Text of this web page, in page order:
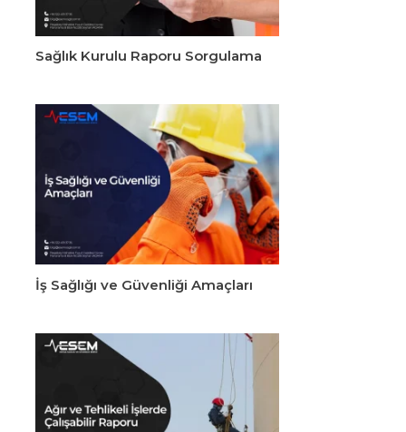
Sağlık Kurulu Raporu Sorgulama
İş Sağlığı ve Güvenliği Amaçları